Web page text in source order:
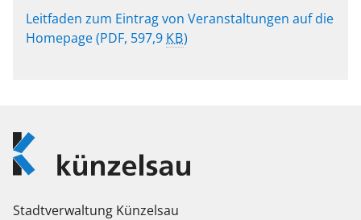
Leitfaden zum Eintrag von Veranstaltungen auf die
Homepage(PDF, 597,9 KB)
Logo
Künzelsau
Stadtverwaltung Künzelsau